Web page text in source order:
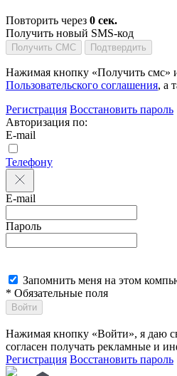
Повторить через 0 сек.
Получить новый SMS-код
Получить СМС Подтвердить
Нажимая кнопку «Получить смс»
Пользовательского соглашения, а
Регистрация Восстановить пароль
Авторизация по:
E-mail
Телефону
E-mail
Пароль
Запомнить меня на этом
* Обязательные поля
Войти
Нажимая кнопку «Войти», я даю
согласен получать рекламные и
Регистрация Восстановить пароль